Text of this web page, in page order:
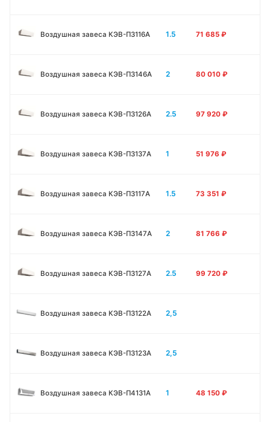
Воздушная завеса КЭВ-П3116A 1.5 71 685 ₽
Воздушная завеса КЭВ-П3146A 2 80 010 ₽
Воздушная завеса КЭВ-П3126A 2.5 97 920 ₽
Воздушная завеса КЭВ-П3137A 1 51 976 ₽
Воздушная завеса КЭВ-П3117A 1.5 73 351 ₽
Воздушная завеса КЭВ-П3147A 2 81 766 ₽
Воздушная завеса КЭВ-П3127A 2.5 99 720 ₽
Воздушная завеса КЭВ-П3122A 2,5
Воздушная завеса КЭВ-П3123A 2,5
Воздушная завеса КЭВ-П4131A 1 48 150 ₽